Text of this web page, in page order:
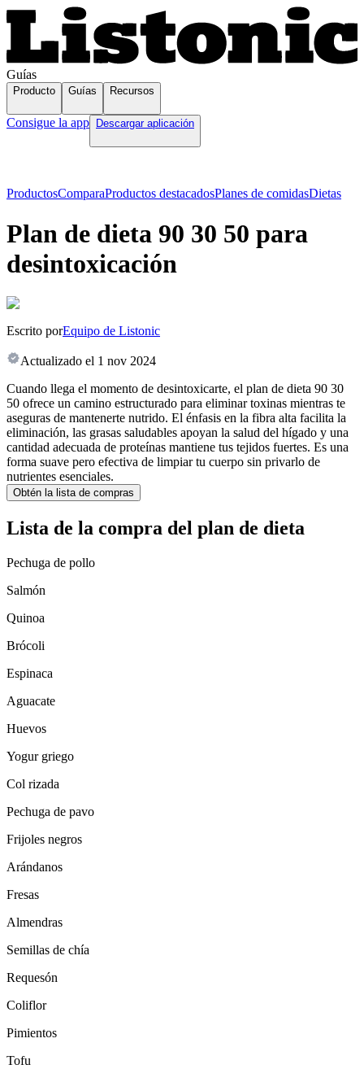
Guías
Producto Guías Recursos
Consigue la app Descargar aplicación
ProductosComparaProductos destacadosPlanes de comidasDietas
Plan de dieta 90 30 50 para
desintoxicación
Escrito porEquipo de Listonic
Actualizado el 1 nov 2024
Cuando llega el momento de desintoxicarte, el plan de dieta 90 30
50 ofrece un camino estructurado para eliminar toxinas mientras te
aseguras de mantenerte nutrido. El énfasis en la fibra alta facilita la
eliminación, las grasas saludables apoyan la salud del hígado y una
cantidad adecuada de proteínas mantiene tus tejidos fuertes. Es una
forma suave pero efectiva de limpiar tu cuerpo sin privarlo de
nutrientes esenciales.
Obtén la lista de compras
Lista de la compra del plan de dieta
Pechuga de pollo
Salmón
Quinoa
Brócoli
Espinaca
Aguacate
Huevos
Yogur griego
Col rizada
Pechuga de pavo
Frijoles negros
Arándanos
Fresas
Almendras
Semillas de chía
Requesón
Coliflor
Pimientos
Tofu